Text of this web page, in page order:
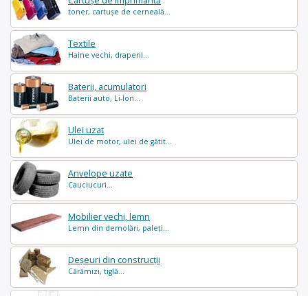
toner, cartușe de cerneală...
Textile
Haine vechi, draperii...
Baterii, acumulatori
Baterii auto, Li-Ion...
Ulei uzat
Ulei de motor, ulei de gătit...
Anvelope uzate
Cauciucuri...
Mobilier vechi, lemn
Lemn din demolări, paleți...
Deșeuri din construcții
Cărămizi, tiglă...